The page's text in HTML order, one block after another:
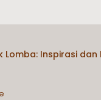
Lomba: Inspirasi dan